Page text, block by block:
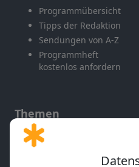
Programmübersicht
Tipps der Redaktion
Sendungen von A-Z
Programmheft
kostenlos anfordern
Themen
Gott und Bibel erklärt